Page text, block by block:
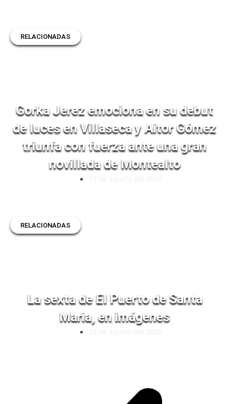
RELACIONADAS
Gorka Jerez emociona en su debut
de luces en Villaseca y Aitor Gómez
triunfa con fuerza ante una gran
novillada de Montealto
RELACIONADAS
La sexta de El Puerto de Santa
Maria, en imágenes